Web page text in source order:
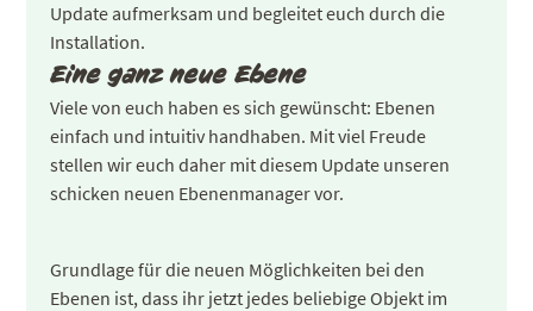
Update aufmerksam und begleitet euch durch die
Installation.
Eine ganz neue Ebene
Viele von euch haben es sich gewünscht: Ebenen
einfach und intuitiv handhaben. Mit viel Freude
stellen wir euch daher mit diesem Update unseren
schicken neuen Ebenenmanager vor.
Grundlage für die neuen Möglichkeiten bei den
Ebenen ist, dass ihr jetzt jedes beliebige Objekt im